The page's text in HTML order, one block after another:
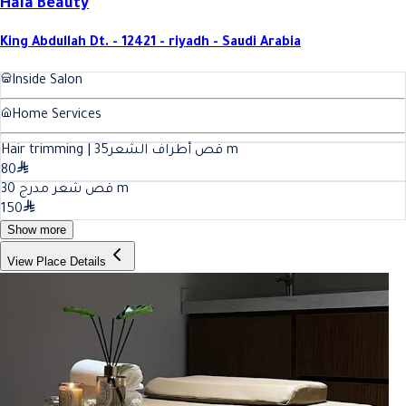
Hala Beauty
King Abdullah Dt. - 12421 - riyadh - Saudi Arabia
Inside Salon
Home Services
Hair trimming | قص أطراف الشعر35
m
80
قص شعر مدرج 30
m
150
Show more
View Place Details